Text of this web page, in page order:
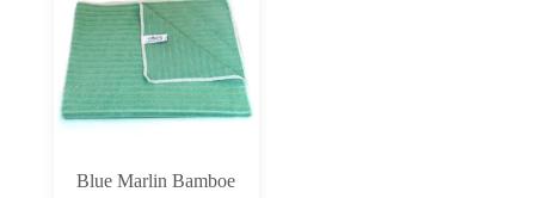
Blue Marlin Bamboe